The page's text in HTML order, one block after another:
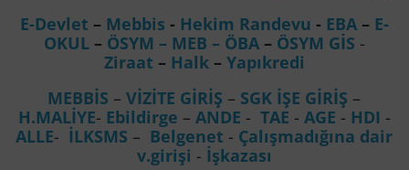
E-Devlet – Mebbis - Hekim Randevu - EBA– E-
OKUL– ÖSYM – MEB – ÖBA– ÖSYM GİS -
Ziraat – Halk– Yapıkredi
MEBBİS –VİZİTE GİRİŞ – SGK İŞE GİRİŞ –
H.MALİYE- Ebildirge – ANDE - TAE - AGE - HDI -
ALLE- İLKSMS – Belgenet - Çalışmadığına dair
v.girişi - İşkazası